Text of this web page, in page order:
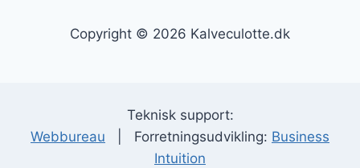
Copyright © 2026 Kalveculotte.dk
Teknisk support:
Webbureau | Forretningsudvikling: Business
Intuition